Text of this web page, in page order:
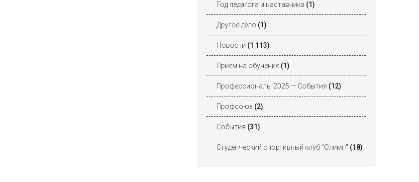
Год педагога и наставника (1)
Другое дело (1)
Новости (1 113)
Прием на обучение (1)
Профессионалы 2025 — События (12)
Профсоюз (2)
События (31)
Студенческий спортивный клуб "Олимп" (18)